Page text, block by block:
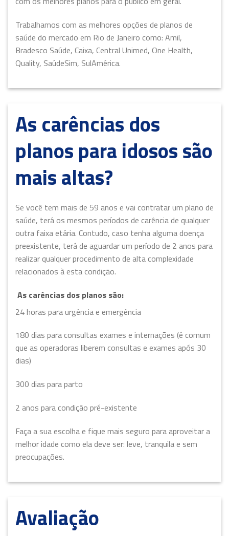
Trabalhamos com as melhores opções de planos de
saúde do mercado em Rio de Janeiro como: Amil,
Bradesco Saúde, Caixa, Central Unimed, One Health,
Quality, SaúdeSim, SulAmérica.
As carências dos
planos para idosos são
mais altas?
Se você tem mais de 59 anos e vai contratar um plano de
saúde, terá os mesmos períodos de carência de qualquer
outra faixa etária. Contudo, caso tenha alguma doença
preexistente, terá de aguardar um período de 2 anos para
realizar qualquer procedimento de alta complexidade
relacionados à esta condição.
As carências dos planos são:
24 horas para urgência e emergência
180 dias para consultas exames e internações (é comum
que as operadoras liberem consultas e exames após 30
dias)
300 dias para parto
2 anos para condição pré-existente
Faça a sua escolha e fique mais seguro para aproveitar a
melhor idade como ela deve ser: leve, tranquila e sem
preocupações.
Avaliação